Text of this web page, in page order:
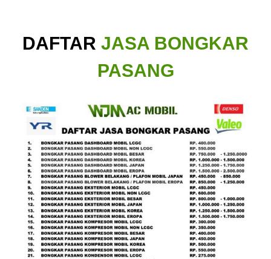
DAFTAR JASA BONGKAR
PASANG